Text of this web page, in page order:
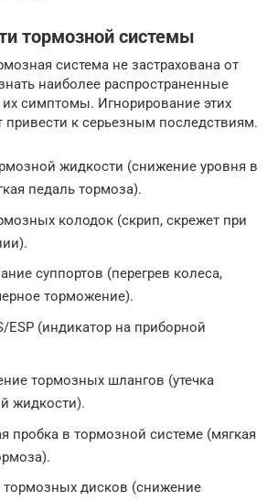
тормозной системы
система не застрахована от
наиболее распространенные
симптомы. Игнорирование этих
привести к серьезным последствиям.
жидкости (снижение уровня в
педаль тормоза).
колодок (скрип, скрежет при
суппортов (перегрев колеса,
торможение).
ESP (индикатор на приборной
тормозных шлангов (утечка
жидкости).
пробка в тормозной системе (мягкая
тормозных дисков (снижение